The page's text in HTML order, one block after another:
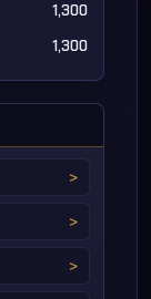
1,300
1,300